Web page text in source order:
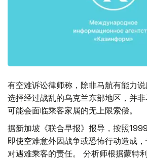
有空难诉讼律师称，除非马航有能力
选择经过战乱的乌克兰东部地区，并
可能会面临乘客家属的无上限索偿。
据新加坡《联合早报》报导，按照
即使空难意外因战争或恐怖行动造成
对遇难乘客的责任。 分析师根据蒙特